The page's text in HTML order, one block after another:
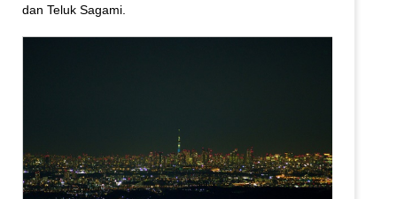
dan Teluk Sagami.